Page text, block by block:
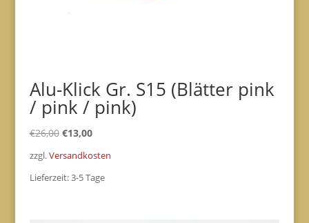
Alu-Klick Gr. S15 (Blätter pink
/ pink / pink)
€26,00 Ursprünglicher
€26,00
€13,00Aktueller
€13,00.
zzgl.Versandkosten
Lieferzeit:3-5 Tage